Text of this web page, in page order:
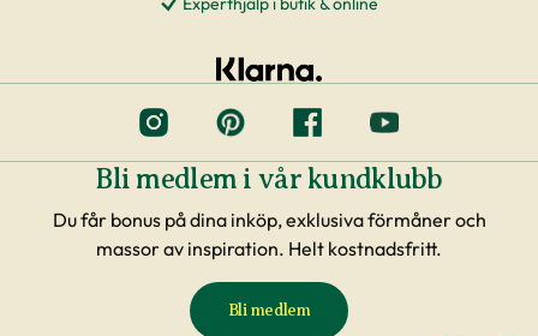
Bli medlem i vår kundklubb
Du får bonus på dina inköp, exklusiva förmåner och
massor av inspiration. Helt kostnadsfritt.
Bli medlem